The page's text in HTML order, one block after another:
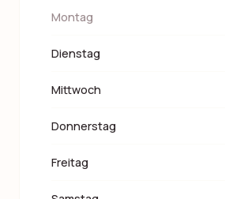
Montag
Dienstag
Mittwoch
Donnerstag
Freitag